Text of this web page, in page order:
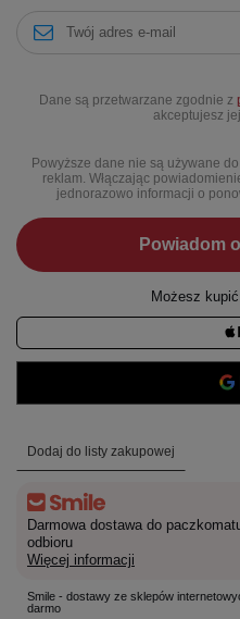
Dane są przetwarzane zgodnie z
akceptujesz
Powyższe dane nie są używane
reklam. Włączając
jednorazowo informacji o
Powiadom
Możesz
Dodaj do listy zakupowej
Darmowa dostawa do
odbioru
Więcej informacji
Smile - dostawy ze sklepów
darmo